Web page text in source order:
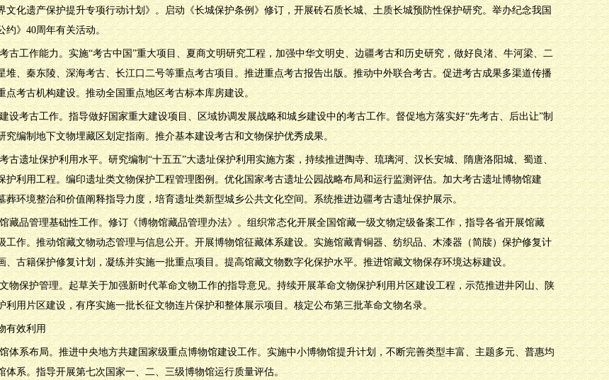
文化遗产保护提升专项行动计划》。启动《长城保护条例》修订，开展砖石质长城、土质长城预防性保护研究。举办纪念我国
约》40周年有关活动。
古工作能力。实施“考古中国”重大项目、夏商文明研究工程，加强中华文明史、边疆考古和历史研究，做好良渚、牛河梁、二
堆、秦东陵、深海考古、长江口二号等重点考古项目。推进重点考古报告出版。推动中外联合考古。促进考古成果多渠道传播
点考古机构建设。推动全国重点地区考古标本库房建设。
设考古工作。指导做好国家重大建设项目、区域协调发展战略和城乡建设中的考古工作。督促地方落实好“先考古、后出让”制
究编制地下文物埋藏区划定指南。推介基本建设考古和文物保护优秀成果。
古遗址保护利用水平。研究编制“十五五”大遗址保护利用实施方案，持续推进陶寺、琉璃河、汉长安城、隋唐洛阳城、蜀道、
护利用工程。编印遗址类文物保护工程管理图例。优化国家考古遗址公园战略布局和运行监测评估。加大考古遗址博物馆建
葬环境整治和价值阐释指导力度，培育遗址类新型城乡公共文化空间。系统推进边疆考古遗址保护展示。
藏品管理基础性工作。修订《博物馆藏品管理办法》。组织常态化开展全国馆藏一级文物定级备案工作，指导各省开展馆藏
工作。推动馆藏文物动态管理与信息公开。开展博物馆征藏体系建设。实施馆藏青铜器、纺织品、木漆器（简牍）保护修复计
、古籍保护修复计划，凝练并实施一批重点项目。提高馆藏文物数字化保护水平。推进馆藏文物保存环境达标建设。
物保护管理。起草关于加强新时代革命文物工作的指导意见。持续开展革命文物保护利用片区建设工程，示范推进井冈山、陕
利用片区建设，有序实施一批长征文物连片保护和整体展示项目。核定公布第三批革命文物名录。
有效利用
体系布局。推进中央地方共建国家级重点博物馆建设工作。实施中小博物馆提升计划，不断完善类型丰富、主题多元、普惠均
体系。指导开展第七次国家一、二、三级博物馆运行质量评估。